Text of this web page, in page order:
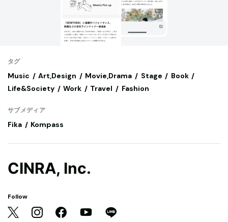
タグ
Music Art,Design Movie,Drama Stage
Book
Life&Society
Work Travel Fashion
サブメディア
Fika Kompass
CINRA, Inc.
Follow